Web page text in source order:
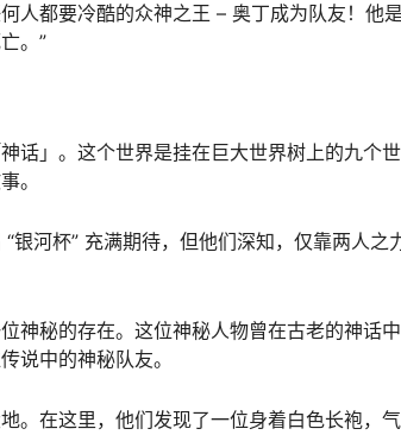
人都要冷酷的众神之王 – 奥丁成为队友！他
。”
话」。这个世界是挂在巨大世界树上的九个
。
银河杯” 充满期待，但他们深知，仅靠两人
神秘的存在。这位神秘人物曾在古老的神话
说中的神秘队友。
。在这里，他们发现了一位身着白色长袍